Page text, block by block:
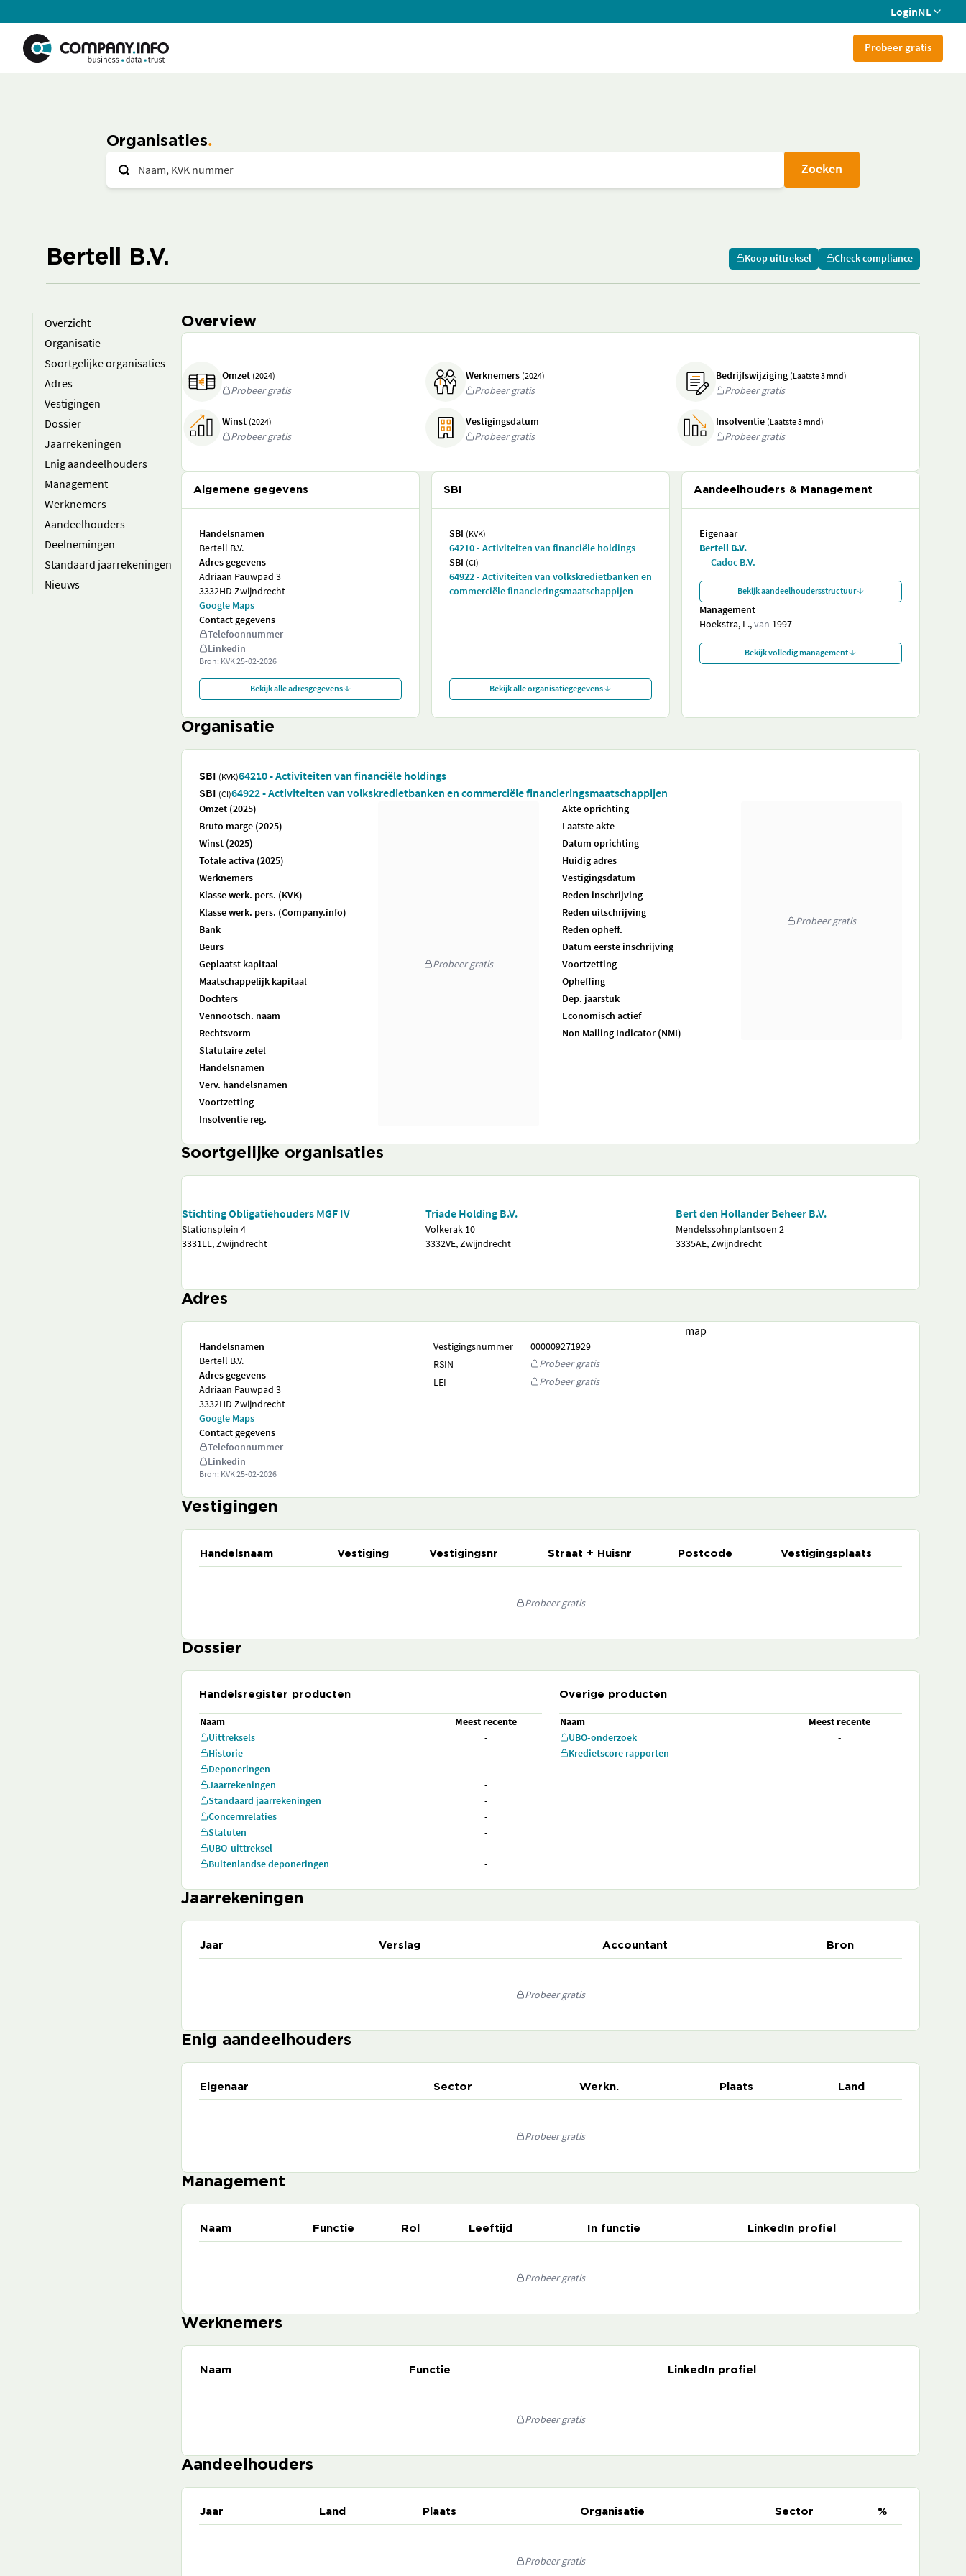
LoginNL
Probeer gratis
Organisaties
Zoeken
Bertell B.V. Koop uittreksel Check compliance
Overzicht
Organisatie
Soortgelijke organisaties
Adres
Vestigingen
Dossier
Jaarrekeningen
Enig aandeelhouders
Management
Werknemers
Aandeelhouders
Deelnemingen
Standaard jaarrekeningen
Nieuws
Overview
Omzet (2024)
Probeer gratis
Werknemers (2024)
Probeer gratis
Bedrijfswijziging (Laatste 3 mnd)
Probeer gratis
Winst (2024)
Probeer gratis
Vestigingsdatum
Probeer gratis
Insolventie (Laatste 3 mnd)
Probeer gratis
Algemene gegevens
Handelsnamen
Bertell B.V.
Adres gegevens
Adriaan Pauwpad 3
3332HD Zwijndrecht
Google Maps
Contact gegevens
Telefoonnummer
Linkedin
Bron: KVK25-02-2026
Bekijk alle adresgegevens
SBI
SBI (KVK)
64210 - Activiteiten van financiële holdings
SBI (CI)
64922 - Activiteiten van volkskredietbanken en
commerciële financieringsmaatschappijen
Bekijk alle organisatiegegevens
Aandeelhouders & Management
Eigenaar
Bertell B.V.
Cadoc B.V.
Bekijk aandeelhoudersstructuur
Management
Hoekstra, L.,van 1997
Bekijk volledig management
Organisatie
SBI (KVK)64210 - Activiteiten van financiële holdings
SBI (CI)64922 - Activiteiten van volkskredietbanken en commerciële financieringsmaatschappijen
Omzet (2025)
Bruto marge (2025)
Winst (2025)
Totale activa (2025)
Werknemers
Klasse werk. pers. (KVK)
Klasse werk. pers. (Company.info)
Bank
Beurs
Geplaatst kapitaal
Maatschappelijk kapitaal
Dochters
Vennootsch. naam
Rechtsvorm
Statutaire zetel
Handelsnamen
Verv. handelsnamen
Voortzetting
Insolventie reg.
Probeer gratis
Akte oprichting
Laatste akte
Datum oprichting
Huidig adres
Vestigingsdatum
Reden inschrijving
Reden uitschrijving
Reden opheff.
Datum eerste inschrijving
Voortzetting
Opheffing
Dep. jaarstuk
Economisch actief
Non Mailing Indicator (NMI)
Probeer gratis
Soortgelijke organisaties
Stichting Obligatiehouders MGF IV
Stationsplein 4
3331LL, Zwijndrecht
Triade Holding B.V.
Volkerak 10
3332VE, Zwijndrecht
Bert den Hollander Beheer B.V.
Mendelssohnplantsoen 2
3335AE, Zwijndrecht
Adres
Handelsnamen
Bertell B.V.
Adres gegevens
Adriaan Pauwpad 3
3332HD Zwijndrecht
Google Maps
Contact gegevens
Telefoonnummer
Linkedin
Bron: KVK25-02-2026
Vestigingsnummer
000009271929
RSIN
Probeer gratis
LEI
Probeer gratis
map
Vestigingen
Handelsnaam Vestiging Vestigingsnr Straat + Huisnr Postcode Vestigingsplaats
Probeer gratis
Dossier
Handelsregister producten
Naam
Meest recente
Uittreksels
-
Historie
-
Deponeringen
-
Jaarrekeningen
-
Standaard jaarrekeningen
-
Concernrelaties
-
Statuten
-
UBO-uittreksel
-
Buitenlandse deponeringen
-
Overige producten
Naam
Meest recente
UBO-onderzoek
-
Kredietscore rapporten
-
Jaarrekeningen
Jaar Verslag Accountant Bron
Probeer gratis
Enig aandeelhouders
Eigenaar Sector Werkn. Plaats Land
Probeer gratis
Management
Naam Functie Rol Leeftijd In functie LinkedIn profiel
Probeer gratis
Werknemers
Naam Functie LinkedIn profiel
Probeer gratis
Aandeelhouders
Jaar Land Plaats Organisatie Sector %
Probeer gratis